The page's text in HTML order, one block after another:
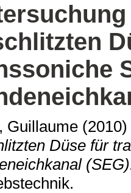
Guillaume (2010)
Düse für